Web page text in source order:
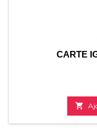
CARTE
